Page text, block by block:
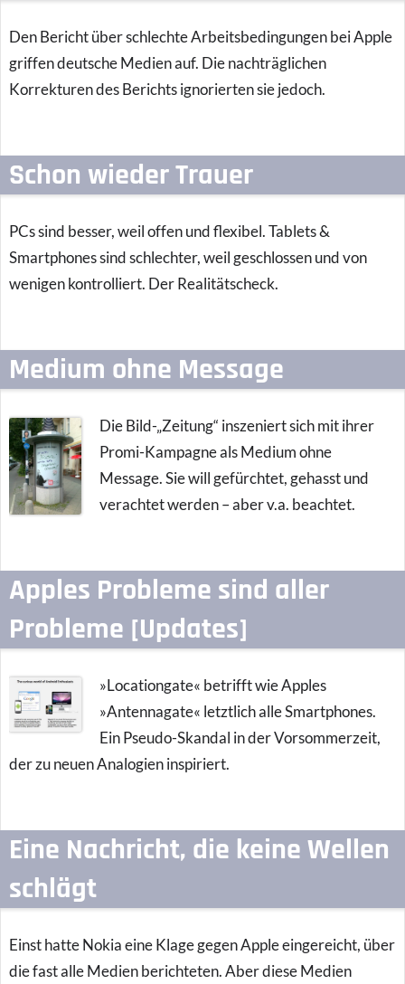
Den Bericht über schlechte Arbeitsbedingungen bei Apple
griffen deutsche Medien auf. Die nachträglichen
Korrekturen des Berichts ignorierten sie jedoch.
Schon wieder Trauer
PCs sind besser, weil offen und flexibel. Tablets &
Smartphones sind schlechter, weil geschlossen und von
wenigen kontrolliert. Der Realitätscheck.
Medium ohne Message
Die Bild-„Zeitung“ inszeniert sich mit ihrer
Promi-Kampagne als Medium ohne
Message. Sie will gefürchtet, gehasst und
verachtet werden – aber v.a. beachtet.
Apples Probleme sind aller
Probleme [Updates]
»Locationgate« betrifft wie Apples
»Antennagate« letztlich alle Smartphones.
Ein Pseudo-Skandal in der Vorsommerzeit,
der zu neuen Analogien inspiriert.
Eine Nachricht, die keine Wellen
schlägt
Einst hatte Nokia eine Klage gegen Apple eingereicht, über
die fast alle Medien berichteten. Aber diese Medien